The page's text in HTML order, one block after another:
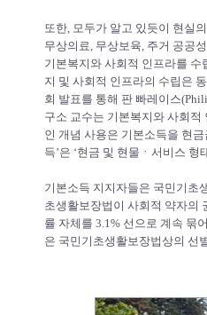
또한, 모두가 알고 있듯이 현실
무상의료, 무상보육, 주거 공공
기본복지와 사회적 인프라를
지 및 사회적 인프라의 수립은
회 발표를 통해 판 빠레이스
구소 교수는 기본복지와 사회적
인 개념 사용은 기본소득을 현
득’은 ‘현금 및 현물ㆍ서비스
기본소득 지지자들은 국민기초
초생활보장법이 사회적 약자의
률 자체를 3.1% 선으로 계속 묶
은 국민기초생활보장법상의 선